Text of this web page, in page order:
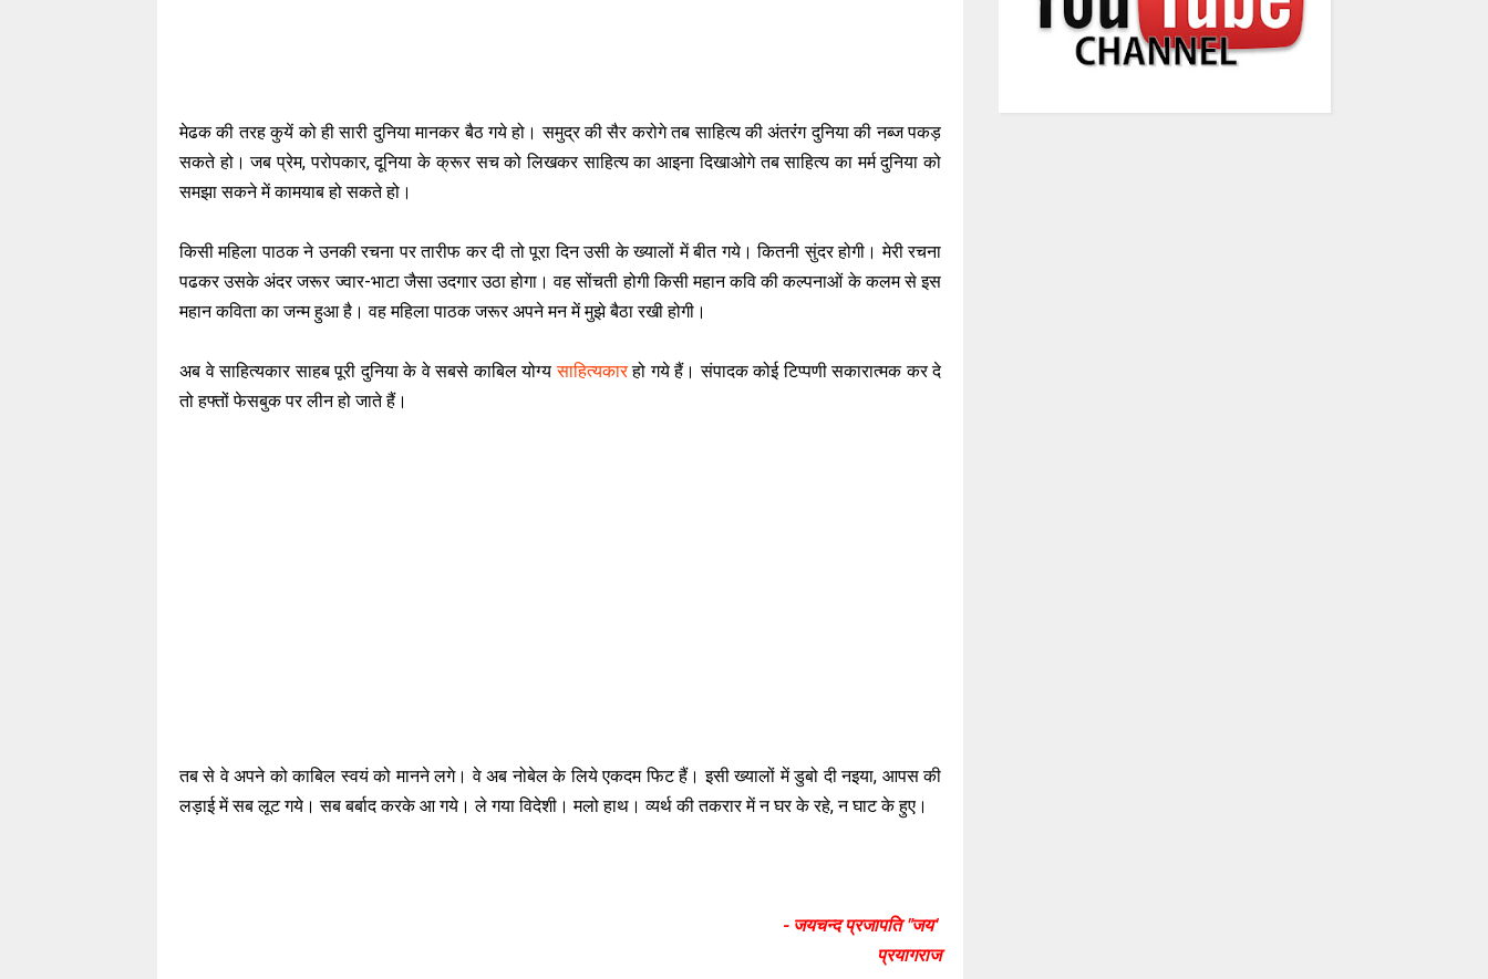
मेढक की तरह कुयें को ही सारी दुनिया मानकर बैठ गये हो। समुद्र की सैर करोगे तब साहित्य की अंतरंंग दुनिया की नब्ज पकड़
सकते हो। जब प्रेम, परोपकार, दूनिया के क्रूर सच को लिखकर साहित्य का आइना दिखाओगे तब साहित्य का मर्म दुनिया को
समझा सकने में कामयाब हो सकते हो।
किसी महिला पाठक ने उनकी रचना पर तारीफ कर दी तो पूरा दिन उसी के ख्यालों में बीत गये। कितनी सुंदर होगी। मेरी रचना
पढकर उसके अंदर जरूर ज्वार-भाटा जैसा उदगार उठा होगा। वह सोंचती होगी किसी महान कवि की कल्पनाओं के कलम से इस
महान कविता का जन्म हुआ है। वह महिला पाठक जरूर अपने मन में मुझे बैठा रखी होगी।
अब वे साहित्यकार साहब पूरी दुनिया के वे सबसे काबिल योग्यसाहित्यकारहो गये हैं। संपादक कोई टिप्पणी सकारात्मक कर दे
तो हफ्तों फेसबुक पर लीन हो जाते हैं।
तब से वे अपने को काबिल स्वयं को मानने लगे। वे अब नोबेल के लिये एकदम फिट हैं। इसी ख्यालों में डुबो दी नइया‌, आपस की
लड़ाई में सब लूट गये। सब बर्बाद करके आ गये। ले गया विदेशी। मलो हाथ। व्यर्थ की तकरार में न घर के रहे, न घाट के हुए।
- जयचन्द प्रजापति "जय'
प्रयागराज